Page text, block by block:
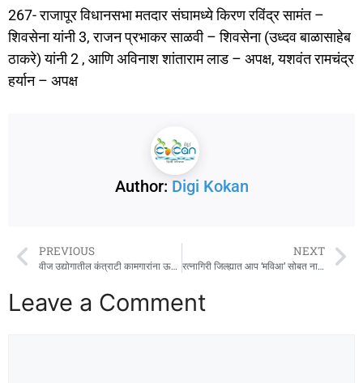
267- राजापूर विधानसभा मतदार संघामध्ये किरण रविंद्र सामंत –
शिवसेना यांनी 3, राजन प्रभाकर साळवी – शिवसेना (उध्दव बाळासाहेब
ठाकरे) यांनी 2 , आणि अविनाश शांताराम लाड – अपक्ष, यशवंत रामचंद्र
हर्यान – अपक्ष
Author: Digi Kokan
PREVIOUS
वीज उद्योगातील कंत्राटी कामगारांना ऊर्जामंत्र्यांनी घोषित केल्यानुसार १९ टक्के पगारवाढ द्यावी
NEXT
रत्नागिरी जिल्ह्यात आप ‘मविआ’ सोबत नाही : जिल्हाध्यक्ष परेश साळवी
Leave a Comment